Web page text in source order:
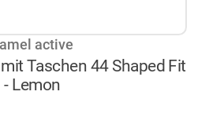
active
Taschen 44 Shaped Fit
- Lemon